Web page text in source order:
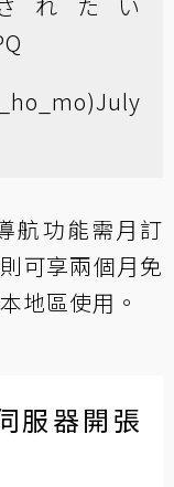
July
航功能需月訂
可享兩個月免
地區使用。
服器開張